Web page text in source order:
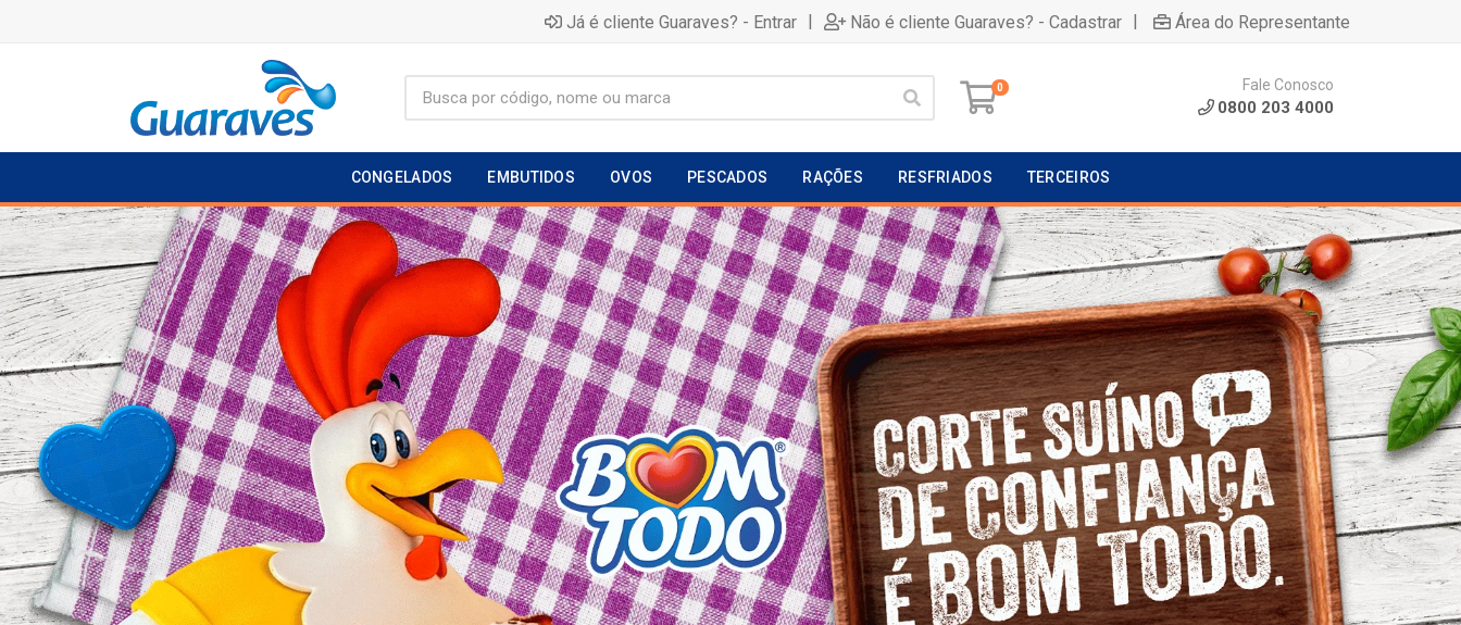
Já é cliente Guaraves? - Entrar | Não é cliente Guaraves? - Cadastrar | Área do Representante
0 Fale Conosco
0800 203 4000
CONGELADOS EMBUTIDOS OVOS PESCADOS RAÇÕES RESFRIADOS TERCEIROS